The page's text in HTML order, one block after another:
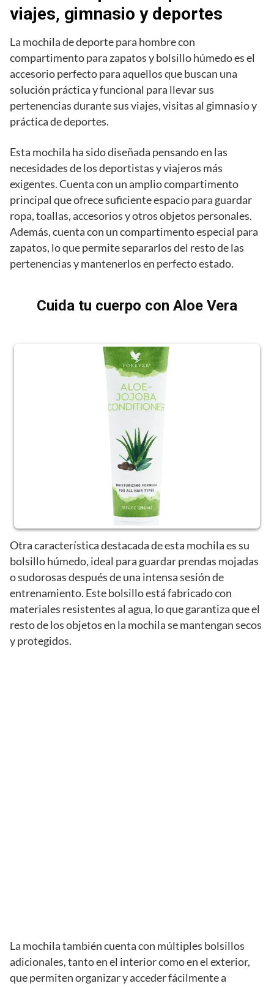
viajes, gimnasio y deportes
La mochila de deporte para hombre con
compartimento para zapatos y bolsillo húmedo es el
accesorio perfecto para aquellos que buscan una
solución práctica y funcional para llevar sus
pertenencias durante sus viajes, visitas al gimnasio y
práctica de deportes.
Esta mochila ha sido diseñada pensando en las
necesidades de los deportistas y viajeros más
exigentes. Cuenta con un amplio compartimento
principal que ofrece suficiente espacio para guardar
ropa, toallas, accesorios y otros objetos personales.
Además, cuenta con un compartimento especial para
zapatos, lo que permite separarlos del resto de las
pertenencias y mantenerlos en perfecto estado.
Cuida tu cuerpo con Aloe Vera
Otra característica destacada de esta mochila es su
bolsillo húmedo, ideal para guardar prendas mojadas
o sudorosas después de una intensa sesión de
entrenamiento. Este bolsillo está fabricado con
materiales resistentes al agua, lo que garantiza que el
resto de los objetos en la mochila se mantengan secos
y protegidos.
La mochila también cuenta con múltiples bolsillos
adicionales, tanto en el interior como en el exterior,
que permiten organizar y acceder fácilmente a